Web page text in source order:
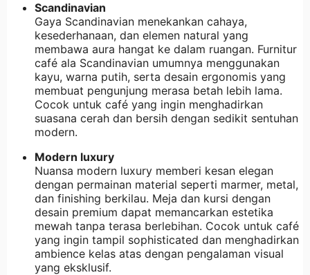
Scandinavian
Gaya Scandinavian menekankan cahaya,
kesederhanaan, dan elemen natural yang
membawa aura hangat ke dalam ruangan. Furnitur
café ala Scandinavian umumnya menggunakan
kayu, warna putih, serta desain ergonomis yang
membuat pengunjung merasa betah lebih lama.
Cocok untuk café yang ingin menghadirkan
suasana cerah dan bersih dengan sedikit sentuhan
modern.
Modern luxury
Nuansa modern luxury memberi kesan elegan
dengan permainan material seperti marmer, metal,
dan finishing berkilau. Meja dan kursi dengan
desain premium dapat memancarkan estetika
mewah tanpa terasa berlebihan. Cocok untuk café
yang ingin tampil sophisticated dan menghadirkan
ambience kelas atas dengan pengalaman visual
yang eksklusif.